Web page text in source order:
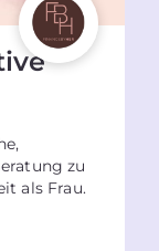
zu
als Frau.